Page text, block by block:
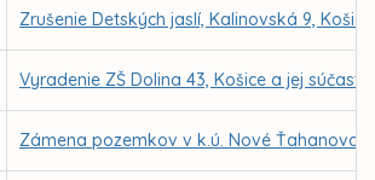
Zrušenie Detských jaslí, Kalinovská 9, Košice
Vyradenie ZŠ Dolina 43, Košice a jej
Zámena pozemkov v k.ú. Nové Ťahanovce